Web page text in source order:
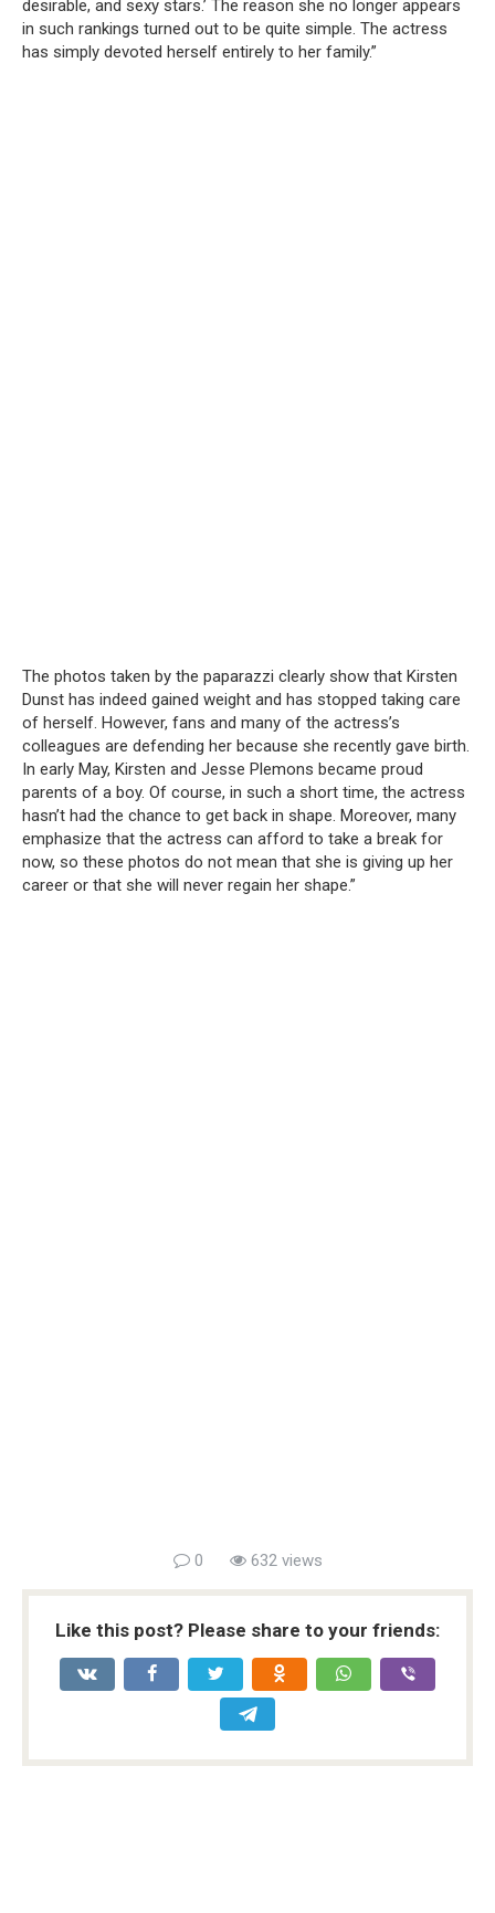
desirable, and sexy stars.’ The reason she no longer appears
in such rankings turned out to be quite simple. The actress
has simply devoted herself entirely to her family.”
The photos taken by the paparazzi clearly show that Kirsten
Dunst has indeed gained weight and has stopped taking care
of herself. However, fans and many of the actress’s
colleagues are defending her because she recently gave birth.
In early May, Kirsten and Jesse Plemons became proud
parents of a boy. Of course, in such a short time, the actress
hasn’t had the chance to get back in shape. Moreover, many
emphasize that the actress can afford to take a break for
now, so these photos do not mean that she is giving up her
career or that she will never regain her shape.”
0 632 views
Like this post? Please share to your friends: